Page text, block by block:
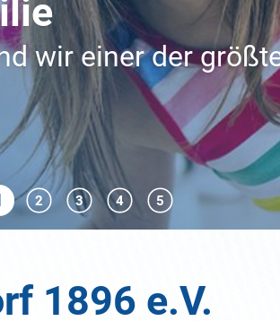
die ganz
Liga.
1896 e.V.